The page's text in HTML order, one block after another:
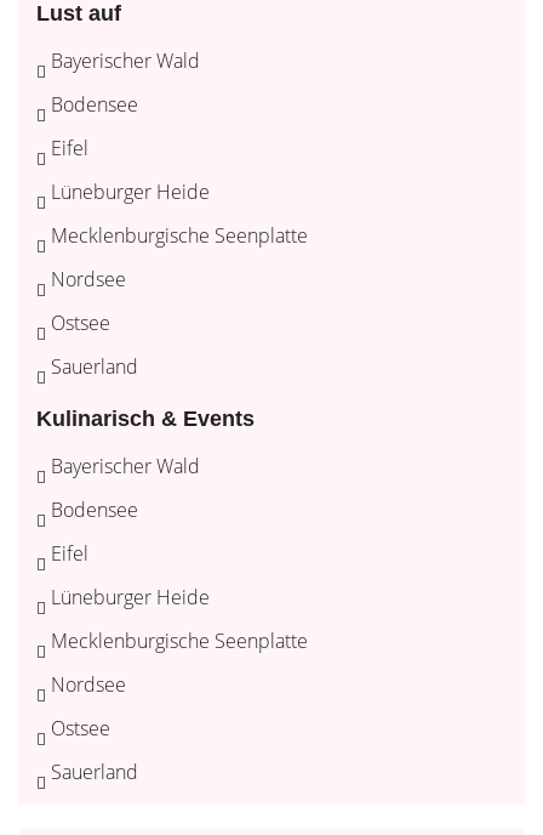
Lust auf
Bayerischer Wald
Bodensee
Eifel
Lüneburger Heide
Mecklenburgische Seenplatte
Nordsee
Ostsee
Sauerland
Kulinarisch & Events
Bayerischer Wald
Bodensee
Eifel
Lüneburger Heide
Mecklenburgische Seenplatte
Nordsee
Ostsee
Sauerland